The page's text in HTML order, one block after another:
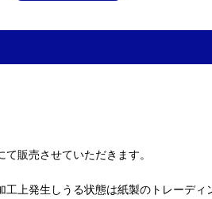
販売させていただきます。
上発生しうる状態は紙製のトレーデ